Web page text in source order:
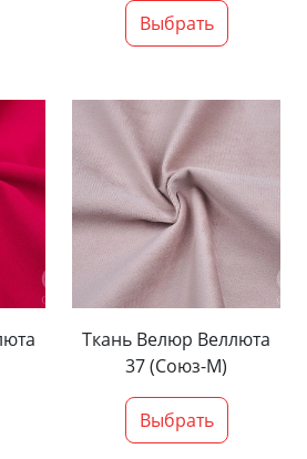
Выбрать
Ткань Велюр Веллюта
37 (Союз-М)
Выбрать